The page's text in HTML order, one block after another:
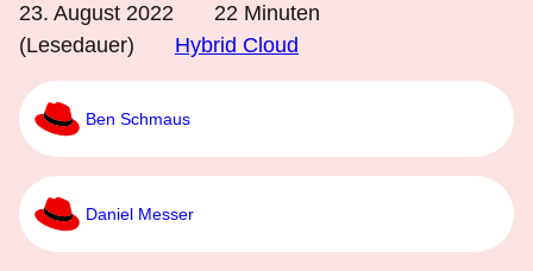
23. August 2022 22 Minuten
(Lesedauer)
Hybrid Cloud
Ben Schmaus
Daniel Messer